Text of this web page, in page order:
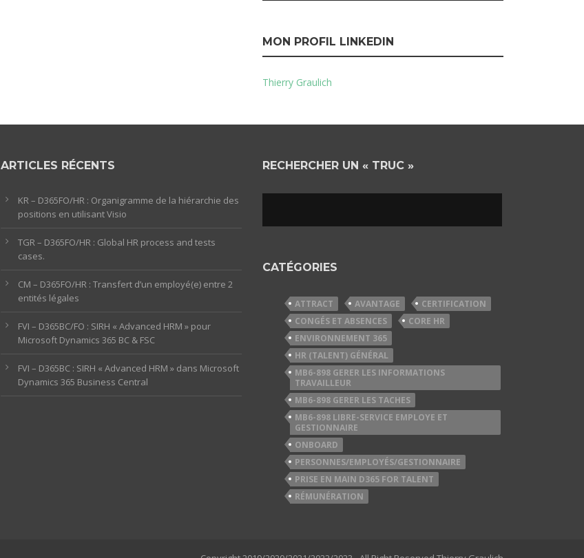
MON PROFIL LINKEDIN
Thierry Graulich
ARTICLES RÉCENTS
KR – D365FO/HR : Organigramme de la hiérarchie des
positions en utilisant Visio
TGR – D365FO/HR : Global HR process and tests
cases.
CM – D365FO/HR : Transfert d’un employé(e) entre 2
entités légales
FVI – D365BC/FO : SIRH « Advanced HRM » pour
Microsoft Dynamics 365 BC & FSC
FVI – D365BC : SIRH « Advanced HRM » dans Microsoft
Dynamics 365 Business Central
RECHERCHER UN « TRUC »
CATÉGORIES
ATTRACT AVANTAGE
CERTIFICATION
CONGÉS ET ABSENCES
CORE HR
ENVIRONNEMENT 365
HR (TALENT) GÉNÉRAL
MB6-898 GERER LES INFORMATIONS
TRAVAILLEUR
MB6-898 GERER LES TACHES
MB6-898 LIBRE-SERVICE EMPLOYE ET
GESTIONNAIRE
ONBOARD
PERSONNES/EMPLOYÉS/GESTIONNAIRE
PRISE EN MAIN D365 FOR TALENT
RÉMUNÉRATION